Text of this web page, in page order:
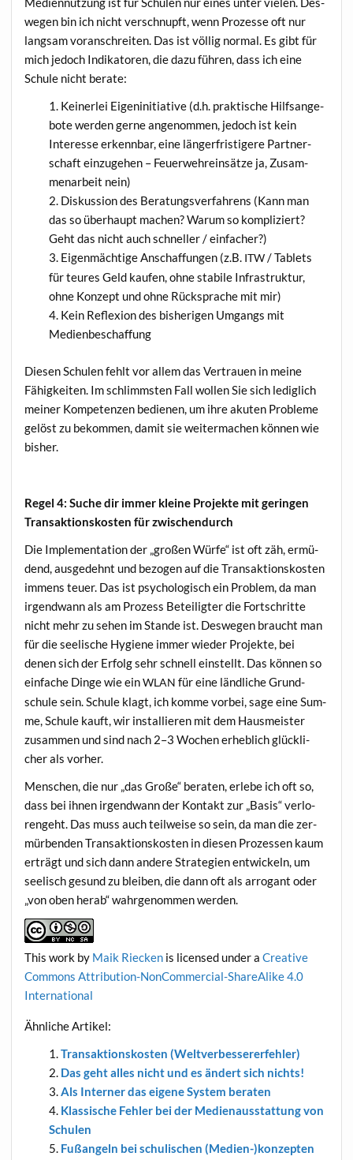
we­gen bin ich nicht ver­schnupft, wenn Pro­zes­se oft nur
lang­sam vor­an­schrei­ten. Das ist völ­lig nor­mal. Es gibt für
mich jedoch Indi­ka­to­ren, die dazu füh­ren, dass ich eine
Schu­le nicht berate:
Kei­ner­lei Eigen­in­itia­ti­ve (d.h. prak­ti­sche Hilfs­an­ge­
bo­te wer­den ger­ne ange­nom­men, jedoch ist kein
Inter­es­se erkenn­bar, eine län­ger­fris­ti­ge­re Part­ner­
schaft ein­zu­ge­hen – Feu­er­wehr­ein­sät­ze ja, Zusam­
men­ar­beit nein)
Dis­kus­si­on des Bera­tungs­ver­fah­rens (Kann man
das so über­haupt machen? War­um so kom­pli­ziert?
Geht das nicht auch schnel­ler / einfacher?)
Eigen­mäch­ti­ge Anschaf­fun­gen (z.B. ITW/ Tablets
für teu­res Geld kau­fen, ohne sta­bi­le Infra­struk­tur,
ohne Kon­zept und ohne Rück­spra­che mit mir)
Kein Refle­xi­on des bis­he­ri­gen Umgangs mit
Medienbeschaffung
Die­sen Schu­len fehlt vor allem das Ver­trau­en in mei­ne
Fähig­kei­ten. Im schlimms­ten Fall wol­len Sie sich ledig­lich
mei­ner Kom­pe­ten­zen bedie­nen, um ihre aku­ten Pro­ble­me
gelöst zu bekom­men, damit sie wei­ter­ma­chen kön­nen wie
bisher.
Regel 4: Suche dir immer klei­ne Pro­jek­te mit gerin­gen
Trans­ak­ti­ons­kos­ten für zwischendurch
Die Imple­men­ta­ti­on der „gro­ßen Wür­fe“ ist oft zäh, ermü­
dend, aus­ge­dehnt und bezo­gen auf die Trans­ak­ti­ons­kos­ten
immens teu­er. Das ist psy­cho­lo­gisch ein Pro­blem, da man
irgend­wann als am Pro­zess Betei­lig­ter die Fort­schrit­te
nicht mehr zu sehen im Stan­de ist. Des­we­gen braucht man
für die see­li­sche Hygie­ne immer wie­der Pro­jek­te, bei
denen sich der Erfolg sehr schnell ein­stellt. Das kön­nen so
ein­fa­che Din­ge wie einWLAN für eine länd­li­che Grund­
schu­le sein. Schu­le klagt, ich kom­me vor­bei, sage eine Sum­
me, Schu­le kauft, wir instal­lie­ren mit dem Haus­meis­ter
zusam­men und sind nach 2–3 Wochen erheb­lich glück­li­
cher als vorher.
Men­schen, die nur „das Gro­ße“ bera­ten, erle­be ich oft so,
dass bei ihnen irgend­wann der Kon­takt zur „Basis“ ver­lo­
ren­geht. Das muss auch teil­wei­se so sein, da man die zer­
mür­ben­den Trans­ak­ti­ons­kos­ten in die­sen Pro­zes­sen kaum
erträgt und sich dann ande­re Stra­te­gien ent­wi­ckeln, um
see­lisch gesund zu blei­ben, die dann oft als arro­gant oder
„von oben her­ab“ wahr­ge­nom­men werden.
This work by Maik Riecken is licen­sed under aCrea­ti­ve
Com­mons Attri­bu­ti­on-Non­Com­mer­cial-ShareA­li­ke 4.0
International
Ähn­li­che Artikel:
Trans­ak­ti­ons­kos­ten (Welt­ver­bes­se­rer­feh­ler)
Das geht alles nicht und es ändert sich nichts!
Als Inter­ner das eige­ne Sys­tem beraten
Klas­si­sche Feh­ler bei der Medi­en­aus­stat­tung von
Schulen
Fuß­an­geln bei schu­li­schen (Medien-)konzepten